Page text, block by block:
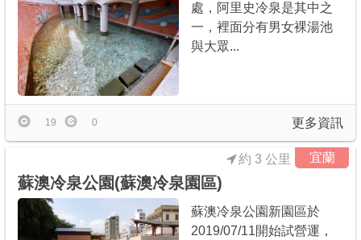
處，阿里史冷泉是其中之
一，裡面分有男女裸湯池
與大眾...
更多資訊
19 0
宜蘭
約 3 公里
蘇澳冷泉公園(蘇澳冷泉園區)
蘇澳冷泉公園新園區於
2019/07/11開始試營運，